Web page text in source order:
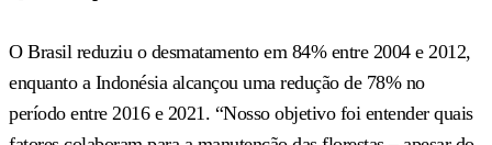
O Brasil reduziu o desmatamento em 84% entre 2004 e 2012,
enquanto a Indonésia alcançou uma redução de 78% no
período entre 2016 e 2021. “Nosso objetivo foi entender quais